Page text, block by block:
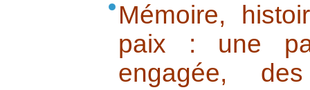
Mémoire,
paix : une
engagée,